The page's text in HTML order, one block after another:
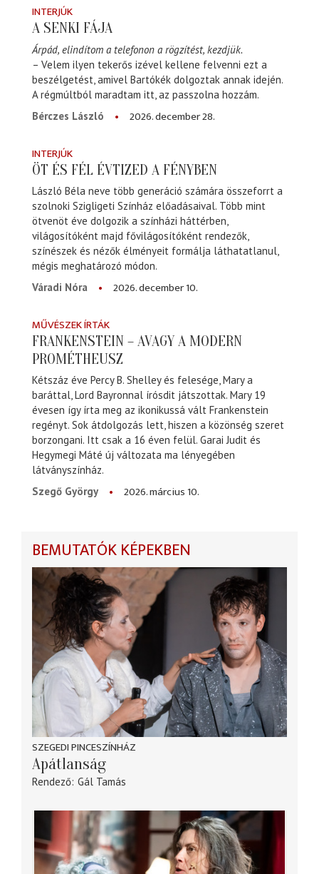
INTERJÚK
A SENKI FÁJA
Árpád, elindítom a telefonon a rögzítést, kezdjük.
– Velem ilyen tekerős izével kellene felvenni ezt a
beszélgetést, amivel Bartókék dolgoztak annak idején.
A régmúltból maradtam itt, az passzolna hozzám.
Bérczes László
2026. december 28.
INTERJÚK
ÖT ÉS FÉL ÉVTIZED A FÉNYBEN
László Béla neve több generáció számára összeforrt a
szolnoki Szigligeti Színház előadásaival. Több mint
ötvenöt éve dolgozik a színházi háttérben,
világosítóként majd fővilágosítóként rendezők,
színészek és nézők élményeit formálja láthatatlanul,
mégis meghatározó módon.
Váradi Nóra
2026. december 10.
MŰVÉSZEK ÍRTÁK
FRANKENSTEIN – AVAGY A MODERN
PROMÉTHEUSZ
Kétszáz éve Percy B. Shelley és felesége, Mary a
baráttal, Lord Bayronnal írósdit játszottak. Mary 19
évesen így írta meg az ikonikussá vált Frankenstein
regényt. Sok átdolgozás lett, hiszen a közönség szeret
borzongani. Itt csak a 16 éven felül. Garai Judit és
Hegymegi Máté új változata ma lényegében
látványszínház.
Szegő György
2026. március 10.
BEMUTATÓK KÉPEKBEN
SZEGEDI PINCESZÍNHÁZ
Apátlanság
Rendező Gál Tamás